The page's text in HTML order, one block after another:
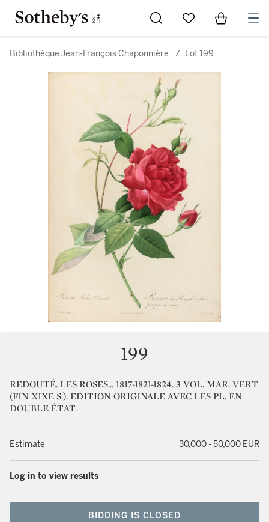
Go to My Favorites
Items in
Bibliothèque Jean-François Chaponnière / Lot 199
199
REDOUTÉ. LES ROSES... 1817-1821-1824. 3 VOL. MAR. VERT
(FIN XIXE S.). EDITION ORIGINALE AVEC LES PL. EN
DOUBLE ÉTAT.
Estimate 30,000 - 50,000 EUR
Log in to view results
BIDDING IS CLOSED